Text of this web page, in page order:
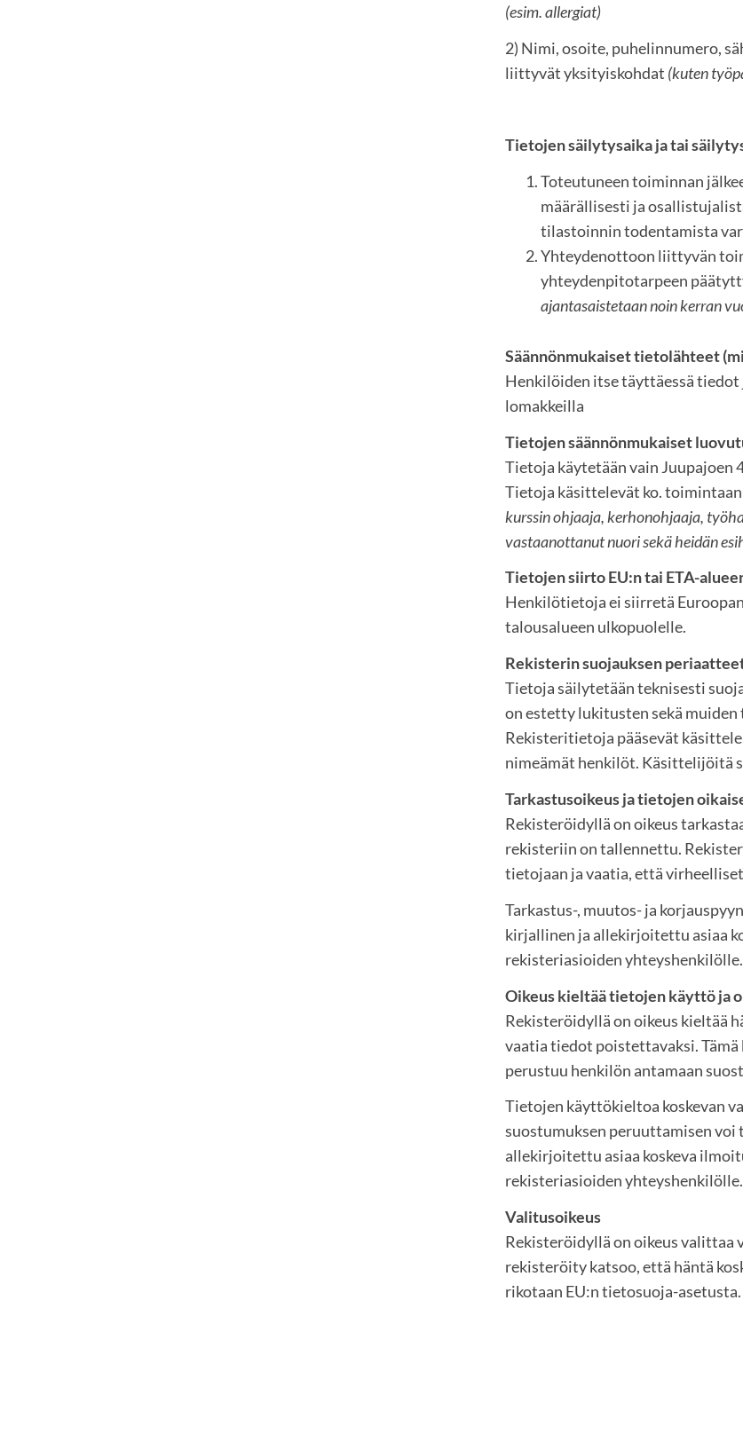
(esim. allergiat)
2) Nimi, osoite, puhelinnumero,
liittyvät yksityiskohdat (kuten
Tietojen säilytysaika ja tai
Toteutuneen toiminnan
määrällisesti ja
tilastoinnin todentamista
Yhteydenottoon liittyvän
yhteydenpitotarpeen
ajantasaistetaan noin kerran
Säännönmukaiset tietolähteet
Henkilöiden itse täyttäessä
lomakkeilla
Tietojen säännönmukaiset
Tietoja käytetään vain Juupajoen
Tietoja käsittelevät ko.
kurssin ohjaaja, kerhonohjaaja,
vastaanottanut nuori sekä heidän
Tietojen siirto EU:n tai ETA-
Henkilötietoja ei siirretä
talousalueen ulkopuolelle.
Rekisterin suojauksen
Tietoja säilytetään teknisesti
on estetty lukitusten sekä
Rekisteritietoja pääsevät
nimeämät henkilöt. Käsittelijöitä
Tarkastusoikeus ja tietojen
Rekisteröidyllä on oikeus
rekisteriin on tallennettu.
tietojaan ja vaatia, että
Tarkastus-, muutos- ja
kirjallinen ja allekirjoitettu asiaa
rekisteriasioiden yhteyshenkilölle.
Oikeus kieltää tietojen käyttö ja
Rekisteröidyllä on oikeus kieltää
vaatia tiedot poistettavaksi.
perustuu henkilön antamaan
Tietojen käyttökieltoa koskevan
suostumuksen peruuttamisen
allekirjoitettu asiaa koskeva
rekisteriasioiden yhteyshenkilölle.
Valitusoikeus
Rekisteröidyllä on oikeus valittaa
rekisteröity katsoo, että häntä
rikotaan EU:n tietosuoja-asetusta.